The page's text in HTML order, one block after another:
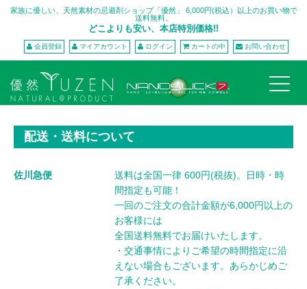
家族に優しい、天然素材の忌避剤ショップ「優然」 6,000円(税込）以上のお買い物で
送料無料。
どこよりも安い、本店特別価格!!
会員登録 マイアカウント ログイン カートの中 お問い合わせ
配送・送料について
佐川急便
送料は全国一律 600円(税抜)。日時・時
間指定も可能！
一回のご注文の合計金額が6,000円以上の
お客様には
全国送料無料でお届けいたします。
・交通事情によりご希望の時間指定に沿
えない場合もございます。あらかじめご
了承ください。